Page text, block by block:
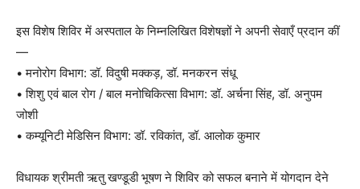
इस विशेष शिविर में अस्पताल के निम्नलिखित विशेषज्ञों ने अपनी सेवाएँ प्रदान कीं
—
• मनोरोग विभाग: डॉ. विदुषी मक्कड़, डॉ. मनकरन संधू
• शिशु एवं बाल रोग / बाल मनोचिकित्सा विभाग: डॉ. अर्चना सिंह, डॉ. अनुपम
जोशी
• कम्यूनिटी मेडिसिन विभाग: डॉ. रविकांत, डॉ. आलोक कुमार
विधायक श्रीमती ऋतु खण्डूडी भूषण ने शिविर को सफल बनाने में योगदान देने